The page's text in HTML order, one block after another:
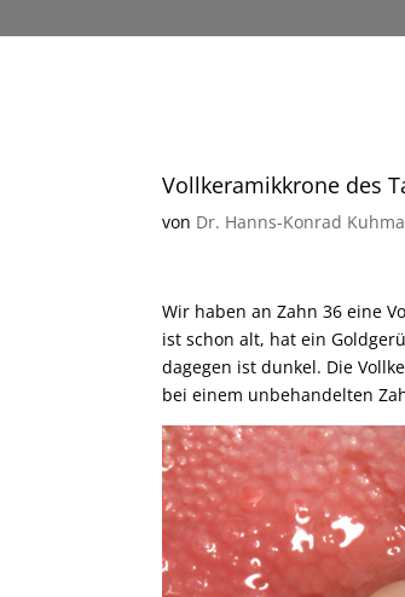
Vollkeramikkrone des
von Dr. Hanns-Konrad
Wir haben an Zahn 36 eine
ist schon alt, hat ein
dagegen ist dunkel. Die
bei einem unbehandelten